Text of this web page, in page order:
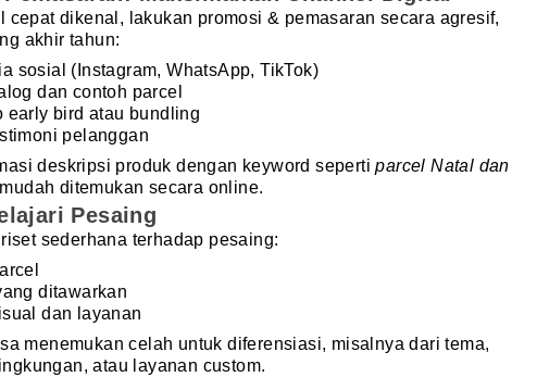
cepat dikenal, lakukan promosi & pemasaran secara agresif,
akhir tahun:
sosial (Instagram, WhatsApp, TikTok)
dan contoh parcel
early bird atau bundling
pelanggan
deskripsi produk dengan keyword sepertiparcel Natal dan
ditemukan secara online.
Pesaing
sederhana terhadap pesaing:
ditawarkan
dan layanan
menemukan celah untuk diferensiasi, misalnya dari tema,
atau layanan custom.